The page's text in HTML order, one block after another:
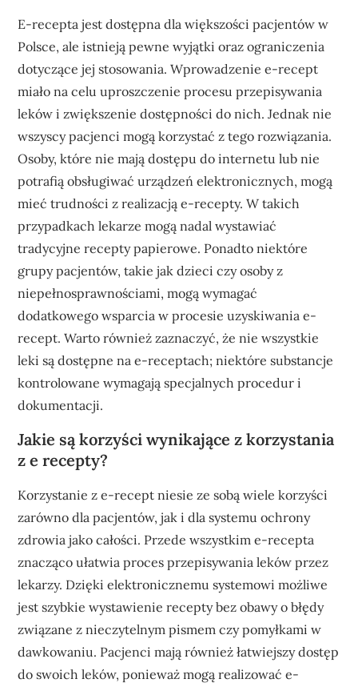
E-recepta jest dostępna dla większości pacjentów w
Polsce, ale istnieją pewne wyjątki oraz ograniczenia
dotyczące jej stosowania. Wprowadzenie e-recept
miało na celu uproszczenie procesu przepisywania
leków i zwiększenie dostępności do nich. Jednak nie
wszyscy pacjenci mogą korzystać z tego rozwiązania.
Osoby, które nie mają dostępu do internetu lub nie
potrafią obsługiwać urządzeń elektronicznych, mogą
mieć trudności z realizacją e-recepty. W takich
przypadkach lekarze mogą nadal wystawiać
tradycyjne recepty papierowe. Ponadto niektóre
grupy pacjentów, takie jak dzieci czy osoby z
niepełnosprawnościami, mogą wymagać
dodatkowego wsparcia w procesie uzyskiwania e-
recept. Warto również zaznaczyć, że nie wszystkie
leki są dostępne na e-receptach; niektóre substancje
kontrolowane wymagają specjalnych procedur i
dokumentacji.
Jakie są korzyści wynikające z korzystania
z e recepty?
Korzystanie z e-recept niesie ze sobą wiele korzyści
zarówno dla pacjentów, jak i dla systemu ochrony
zdrowia jako całości. Przede wszystkim e-recepta
znacząco ułatwia proces przepisywania leków przez
lekarzy. Dzięki elektronicznemu systemowi możliwe
jest szybkie wystawienie recepty bez obawy o błędy
związane z nieczytelnym pismem czy pomyłkami w
dawkowaniu. Pacjenci mają również łatwiejszy dostęp
do swoich leków, ponieważ mogą realizować e-